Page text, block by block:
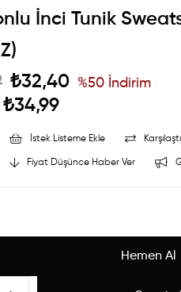
İnci Tunik
₺32,40
₺34,99
%50İndirim
İstek Listeme Ekle
Fiyat Düşünce Haber Ver